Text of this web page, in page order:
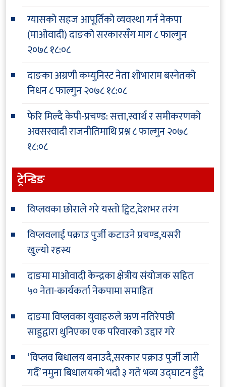
ग्यासको सहज आपूर्तिको व्यवस्था गर्न नेकपा
(माओवादी) दाङको सरकारसँग माग८ फाल्गुन
२०७८ १८:०८
दाङका अग्रणी कम्युनिस्ट नेता शोभाराम बस्नेतको
निधन८ फाल्गुन २०७८ १८:०८
फेरि मिल्दै केपी-प्रचण्ड: सत्ता,स्वार्थ र समीकरणको
अवसरवादी राजनीतिमाथि प्रश्न८ फाल्गुन २०७८
१८:०८
ट्रेन्डिङ
विप्लवका छोराले गरे यस्तो ट्विट,देशभर तरंग
विप्लवलाई पक्राउ पुर्जी कटाउने प्रचण्ड,यसरी
खुल्यो रहस्य
दाङमा माओवादी केन्द्रका क्षेत्रीय संयोजक सहित
५० नेता-कार्यकर्ता नेकपामा समाहित
दाङमा विप्लवका युवाहरुले ऋण नतिरेपछी
साहुद्वारा थुनिएका एक परिवारको उद्दार गरे
‘विप्लव बिधालय बनाउदै,सरकार पक्राउ पुर्जी जारी
गर्दै’ नमुना बिधालयको भदौ ३ गते भव्य उद्घाटन हुँदै